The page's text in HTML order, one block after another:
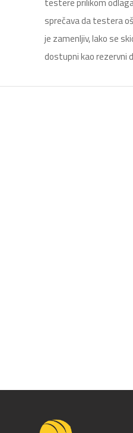
sprečava da testera
je zamenljiv, lako se
dostupni kao rezervni